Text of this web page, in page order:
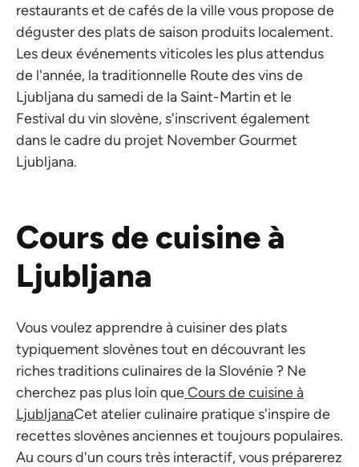
restaurants et de cafés de la ville vous propose de
déguster des plats de saison produits localement.
Les deux événements viticoles les plus attendus
de l'année, la traditionnelle Route des vins de
Ljubljana du samedi de la Saint-Martin et le
Festival du vin slovène, s'inscrivent également
dans le cadre du projet November Gourmet
Ljubljana.
Cours de cuisine à
Ljubljana
Vous voulez apprendre à cuisiner des plats
typiquement slovènes tout en découvrant les
riches traditions culinaires de la Slovénie ? Ne
cherchez pas plus loin queCours de cuisine à
LjubljanaCet atelier culinaire pratique s'inspire de
recettes slovènes anciennes et toujours populaires.
Au cours d'un cours très interactif, vous préparerez